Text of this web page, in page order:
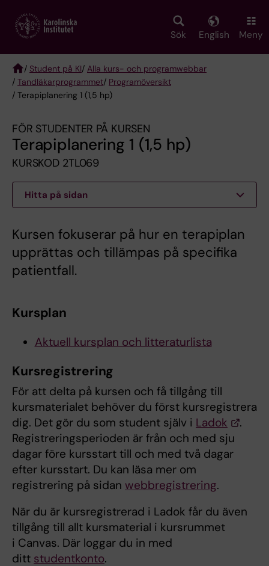
main
Sök English Meny
Breadcrumb
/ Student på KI/ Alla kurs- och programwebbar
/ Tandläkarprogrammet/ Programöversikt
/ Terapiplanering 1 (1,5 hp)
FÖR STUDENTER PÅ KURSEN
Terapiplanering 1 (1,5 hp)
KURSKOD 2TL069
Hitta på sidan
Kursen fokuserar på hur en terapiplan
upprättas och tillämpas på specifika
patientfall.
Kursplan
Aktuell kursplan och litteraturlista
Kursregistrering
För att delta på kursen och få tillgång till
kursmaterialet behöver du först kursregistrera
dig. Det gör du som student själv i Ladok
.
Registreringsperioden är från och med sju
dagar före kursstart till och med två dagar
efter kursstart. Du kan läsa mer om
registrering på sidan webbregistrering.
När du är kursregistrerad i Ladok får du även
tillgång till allt kursmaterial i kursrummet
i Canvas. Där loggar du in med
ditt studentkonto.